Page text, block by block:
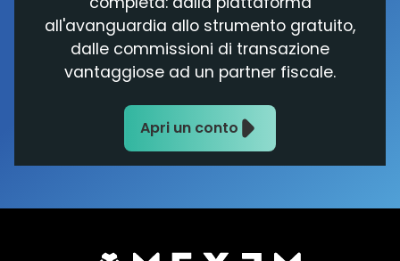
all'avanguardia allo strumento gratuito,
dalle commissioni di transazione
vantaggiose ad un partner fiscale.
Apri un conto